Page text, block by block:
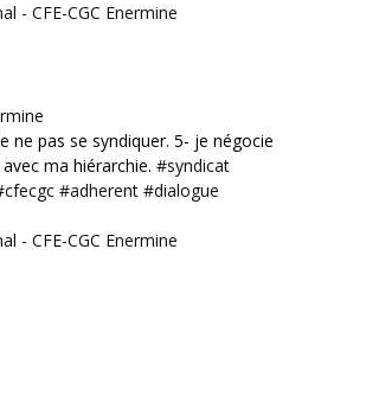
- CFE-CGC Enermine
ne pas se syndiquer. 5- je négocie
ma hiérarchie. #syndicat
#adherent #dialogue
- CFE-CGC Enermine